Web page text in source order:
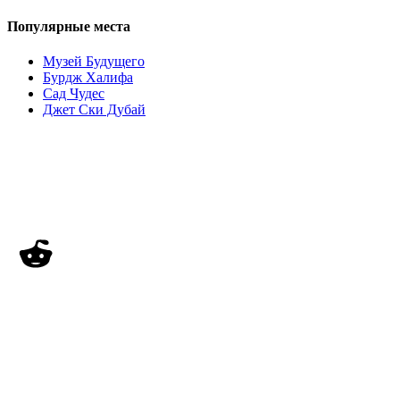
Популярные места
Музей Будущего
Бурдж Халифа
Сад Чудес
Джет Ски Дубай